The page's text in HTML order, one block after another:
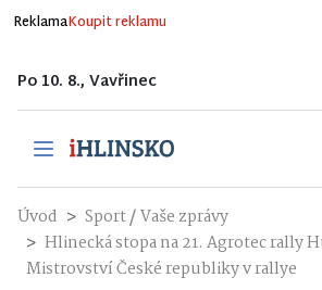
ReklamaKoupit reklamu
Po 10. 8., Vavřinec
Úvod Sport/Vaše zprávy
Hlinecká stopa na 21. Agrotec rally
Mistrovství České republiky v rallye